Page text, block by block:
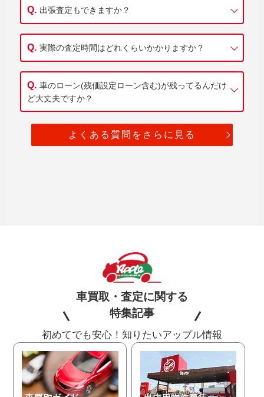
出張査定もできますか？
実際の査定時間はどれくらいかかりますか？
車のローン(残価設定ローン含む)が残ってるんだけ
ど大丈夫ですか？
よくある質問をさらに見る
車買取・査定に関する
特集記事
初めてでも安心！知りたいアップル情報